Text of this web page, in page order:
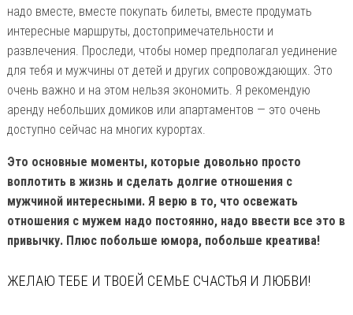
надо вместе, вместе покупать билеты, вместе продумать
интересные маршруты, достопримечательности и
развлечения. Проследи, чтобы номер предполагал уединение
для тебя и мужчины от детей и других сопровождающих. Это
очень важно и на этом нельзя экономить. Я рекомендую
аренду небольших домиков или апартаментов — это очень
доступно сейчас на многих курортах.
Это основные моменты, которые довольно просто
воплотить в жизнь и сделать долгие отношения с
мужчиной интересными. Я верю в то, что освежать
отношения с мужем надо постоянно, надо ввести все это в
привычку. Плюс побольше юмора, побольше креатива!
ЖЕЛАЮ ТЕБЕ И ТВОЕЙ СЕМЬЕ СЧАСТЬЯ И ЛЮБВИ!